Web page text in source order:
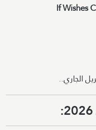
If Wishes
الجاري..